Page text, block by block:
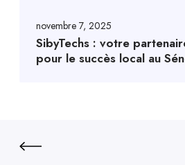
novembre 7, 2025
SibyTechs : votre
pour le succès local au